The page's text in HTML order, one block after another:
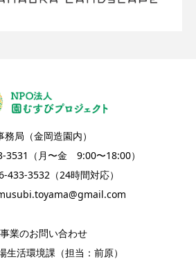
務局（金岡造園内）
3531（月〜金 9:00〜18:00）
433-3532（24時間対応）
業のお問い合わせ
生活環境課（担当：前原）